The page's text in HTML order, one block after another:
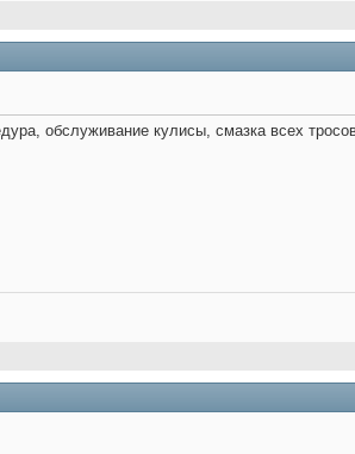
обслуживание кулисы, смазка всех